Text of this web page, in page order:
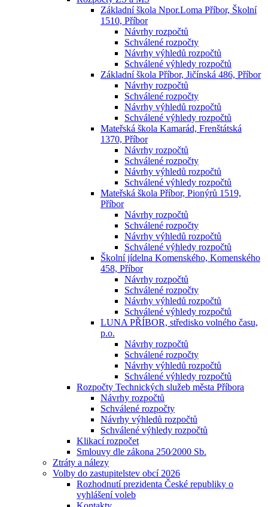
Základní škola Npor.Loma Příbor, Školní
1510, Příbor
Návrhy rozpočtů
Schválené rozpočty
Návrhy výhledů rozpočtů
Schválené výhledy rozpočtů
Základní škola Příbor, Jičínská 486, Příbor
Návrhy rozpočtů
Schválené rozpočty
Návrhy výhledů rozpočtů
Schválené výhledy rozpočtů
Mateřská škola Kamarád, Frenštátská
1370, Příbor
Návrhy rozpočtů
Schválené rozpočty
Návrhy výhledů rozpočtů
Schválené výhledy rozpočtů
Mateřská škola Příbor, Pionýrů 1519,
Příbor
Návrhy rozpočtů
Schválené rozpočty
Návrhy výhledů rozpočtů
Schválené výhledy rozpočtů
Školní jídelna Komenského, Komenského
458, Příbor
Návrhy rozpočtů
Schválené rozpočty
Návrhy výhledů rozpočtů
Schválené výhledy rozpočtů
LUNA PŘÍBOR, středisko volného času,
p.o.
Návrhy rozpočtů
Schválené rozpočty
Návrhy výhledů rozpočtů
Schválené výhledy rozpočtů
Rozpočty Technických služeb města Příbora
Návrhy rozpočtů
Schválené rozpočty
Návrhy výhledů rozpočtů
Schválené výhledy rozpočtů
Klikací rozpočet
Smlouvy dle zákona 250⁄2000 Sb.
Ztráty a nálezy
Volby do zastupitelstev obcí 2026
Rozhodnutí prezidenta České republiky o
vyhlášení voleb